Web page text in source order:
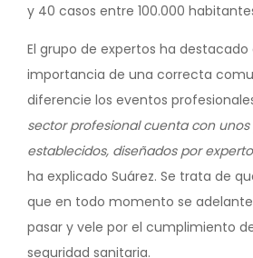
y 40 casos entre 100.000
El grupo de expertos ha destacado
importancia de una correcta
diferencie los eventos
sector profesional cuenta con
establecidos, diseñados por
ha explicado Suárez. Se trata de
que en todo momento se
pasar y vele por el cumplimiento
seguridad sanitaria.